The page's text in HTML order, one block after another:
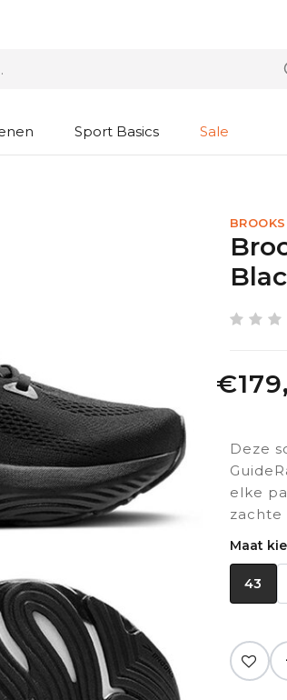
Sport Basics Sale
BROOKS
Deze
elke
zachte
Maat
43